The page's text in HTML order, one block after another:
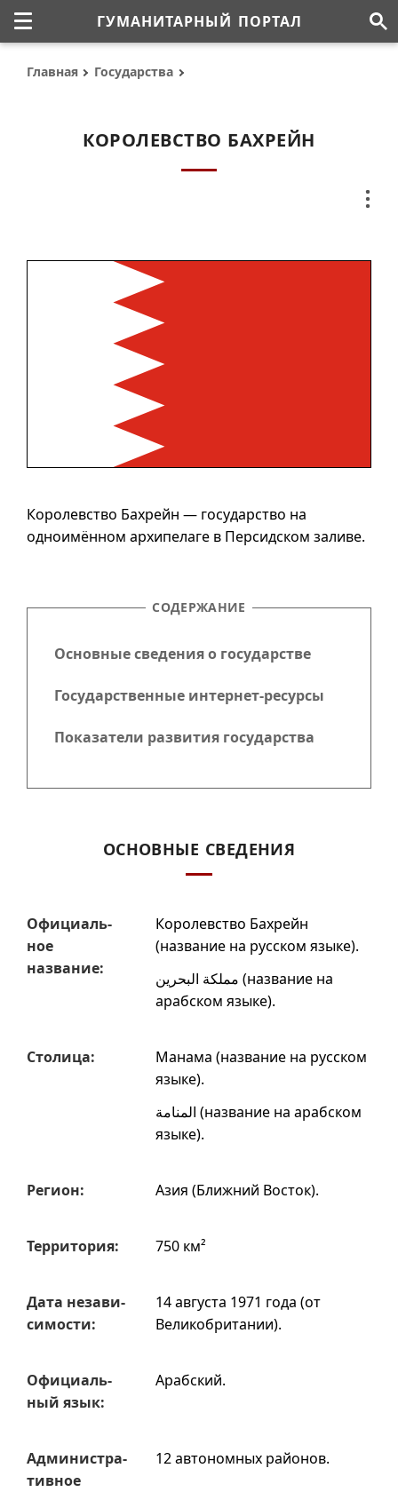
ГУМАНИТАРНЫЙ ПОРТАЛ
Главная Государства
КОРОЛЕВСТВО БАХРЕЙН
Королевство Бахрейн — государство на
одноимённом архипелаге в Персидском заливе.
СОДЕРЖАНИЕ
Основные сведения о государстве
Государственные интернет-ресурсы
Показатели развития государства
ОСНОВНЫЕ СВЕДЕНИЯ
Офи­циаль­
ное
название:
Королевство Бахрейн
(название на русском языке).
مملكة البحرين (название на
арабском языке).
Столица: Манама (название на русском
языке).
المنامة (название на арабском
языке).
Регион: Азия (Ближний Восток).
Терри­тория: 750 км²
Дата незави­
симости:
14 августа 1971 года (от
Великобритании).
Офи­циаль­
ный язык:
Арабский.
Админи­стра­
тивное
12 автономных районов.